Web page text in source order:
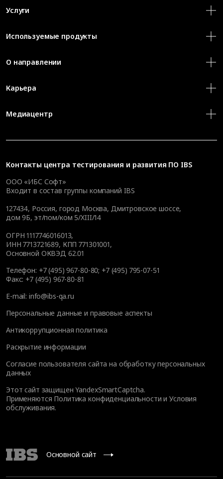
Контакты центра тестирования и развития ПО IBS
ООО «ИБС Софт»
Входит в состав группы компаний IBS
127434, Россия, город Москва, Дмитровское шоссе,
дом 9Б, эт/пом/ком 5/XIII/14
ОГРН 1117746016013,
ИНН 7713721689, КПП 771301001,
Основной ОКВЭД 62.01
Телефон: +7 (495) 967-80-80; +7 (495) 795-07-51
Факс: +7 (495) 967-80-81
E-mail: info@ibs-qa.ru
Персональные данные и правовые аспекты
Антикоррупционная политика
Раскрытие информации
Согласие пользователя сайта на обработку персональных
данных
Этот сайт защищен YandexSmartCaptcha.
Применяются Политика конфиденциальности иУсловия
обслуживания.
Услуги
Используемые продукты
О направлении
Карьера
Медиацентр
Основной сайт